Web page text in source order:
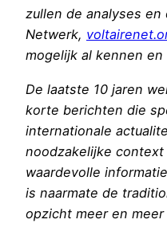
zullen de analyses
Netwerk,
mogelijk al kennen en
De laatste 10 jaren
korte berichten die
internationale
noodzakelijke
waardevolle
is naarmate de
opzicht meer en